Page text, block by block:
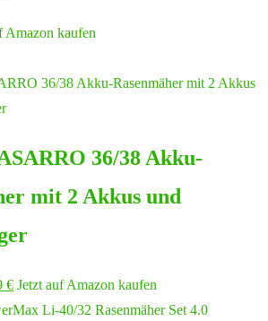
Amazon kaufen
36/38 Akku-
mit 2 Akkus und
€Aktueller
Preis
Jetzt auf Amazon kaufen